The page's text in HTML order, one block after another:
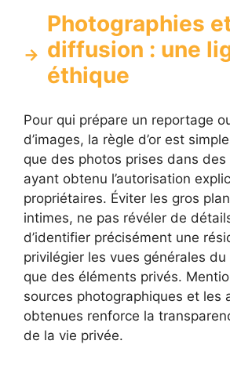
Photographies
diffusion : une
éthique
Pour qui prépare un reportage
d’images, la règle d’or est
que des photos prises dans
ayant obtenu l’autorisation
propriétaires. Éviter les gros
intimes, ne pas révéler de
d’identifier précisément une
privilégier les vues générales
que des éléments privés.
sources photographiques et les
obtenues renforce la
de la vie privée.